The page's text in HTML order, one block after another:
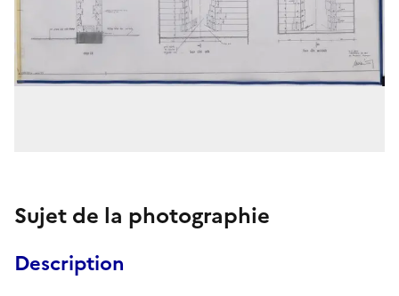
Sujet de la photographie
Description